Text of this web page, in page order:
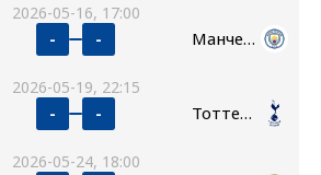
2026-05-16, 17:00
- - Манчестер Сити
2026-05-19, 22:15
- - Тоттенхэм
2026-05-24, 18:00